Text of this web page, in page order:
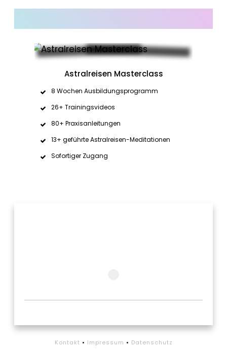
Astralreisen Masterclass
8 Wochen Ausbildungsprogramm
26+ Trainingsvideos
80+ Praxisanleitungen
13+ geführte Astralreisen-Meditationen
Sofortiger Zugang
Kontakt • Impressum • Datenschutz